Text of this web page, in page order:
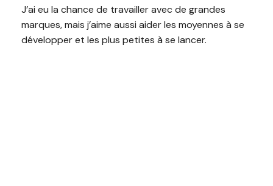
J’ai eu la chance de travailler avec de grandes
marques, mais j’aime aussi aider les moyennes à se
développer et les plus petites à se lancer.